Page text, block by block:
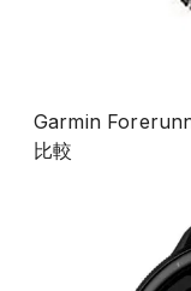
Garmin
比較